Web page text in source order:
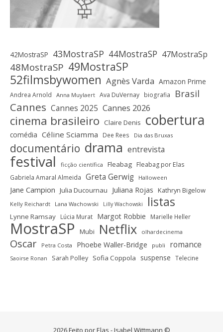
42MostraSP 43MostraSP 44MostraSP 47MostraSp
48MostraSP 49MostraSP
52filmsbywomen Agnès Varda Amazon Prime
Andrea Arnold Anna Muylaert Ava DuVernay biografia Brasil
Cannes Cannes 2025 Cannes 2026
cinema brasileiro Claire Denis cobertura
comédia Céline Sciamma Dee Rees Dia das Bruxas
documentário drama entrevista
festival ficção científica Fleabag Fleabag por Elas
Gabriela Amaral Almeida Greta Gerwig Halloween
Jane Campion Julia Ducournau Juliana Rojas Kathryn Bigelow
Kelly Reichardt Lana Wachowski Lilly Wachowski listas
Lynne Ramsay Lúcia Murat Margot Robbie Marielle Heller
MostraSP Mubi Netflix olhardecinema
Oscar Petra Costa Phoebe Waller-Bridge publi romance
Saoirse Ronan Sarah Polley Sofia Coppola suspense Telecine
2026 Feito por Elas - Isabel Wittmann ©